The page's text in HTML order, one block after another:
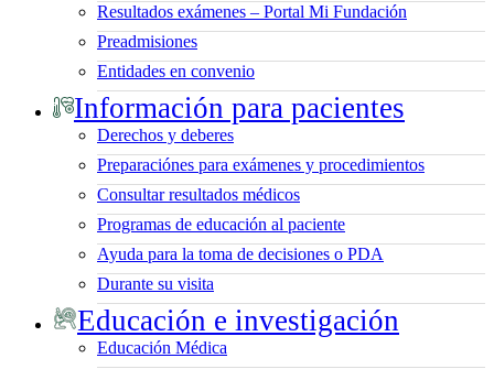
Resultados exámenes – Portal Mi Fundación
Preadmisiones
Entidades en convenio
Información para pacientes
Derechos y deberes
Preparaciónes para exámenes y procedimientos
Consultar resultados médicos
Programas de educación al paciente
Ayuda para la toma de decisiones o PDA
Durante su visita
Educación e investigación
Educación Médica